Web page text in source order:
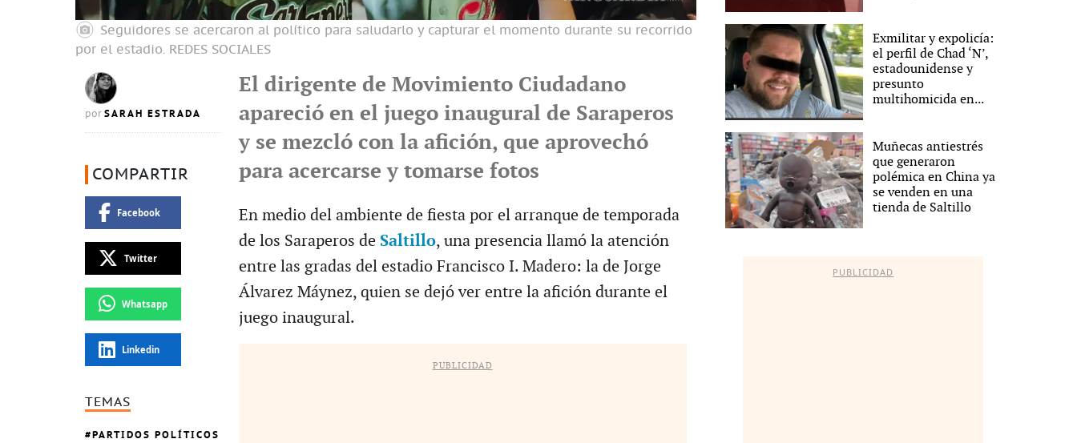
Seguidores se acercaron al político para saludarlo y capturar el momento durante su recorrido
por el estadio. REDES SOCIALES
por SARAH ESTRADA
COMPARTIR
Facebook
Twitter
Whatsapp
Linkedin
TEMAS
PARTIDOS POLÍTICOS
El dirigente de Movimiento Ciudadano
apareció en el juego inaugural de Saraperos
y se mezcló con la afición, que aprovechó
para acercarse y tomarse fotos
En medio del ambiente de fiesta por el arranque de temporada
de los Saraperos de Saltillo, una presencia llamó la atención
entre las gradas del estadio Francisco I. Madero: la de Jorge
Álvarez Máynez, quien se dejó ver entre la afición durante el
juego inaugural.
PUBLICIDAD
Exmilitar y expolicía:
el perfil de Chad ‘N’,
estadounidense y
presunto
multihomicida en...
Muñecas antiestrés
que generaron
polémica en China ya
se venden en una
tienda de Saltillo
PUBLICIDAD